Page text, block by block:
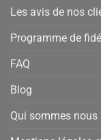
Les avis de nos
Programme de
FAQ
Blog
Qui sommes nous